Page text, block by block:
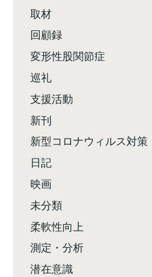
取材
回顧録
変形性股関節症
巡礼
支援活動
新刊
新型コロナウィルス対策
日記
映画
未分類
柔軟性向上
測定・分析
潜在意識